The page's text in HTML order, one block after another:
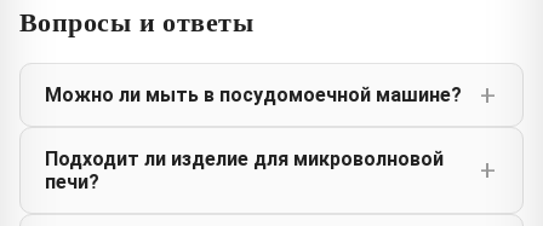
Вопросы и ответы
Можно ли мыть в посудомоечной машине?
Подходит ли изделие для микроволновой
печи?